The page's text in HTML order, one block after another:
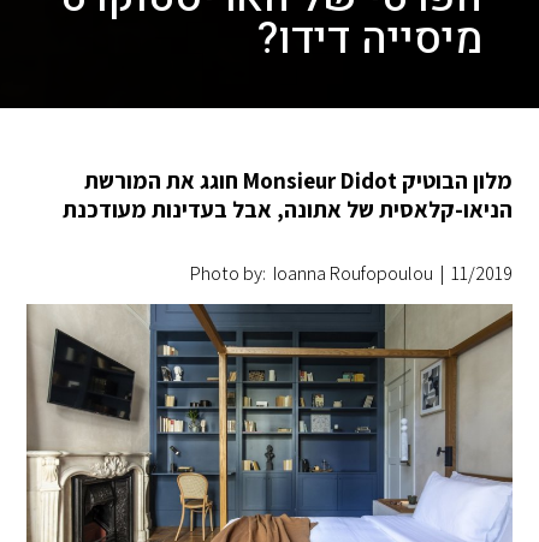
מיסייה דידו?
מלון הבוטיק Monsieur Didot חוגג את המורשת
הניאו-קלאסית של אתונה, אבל בעדינות מעודכנת
11/2019
|
Photo by: Ioanna Roufopoulou